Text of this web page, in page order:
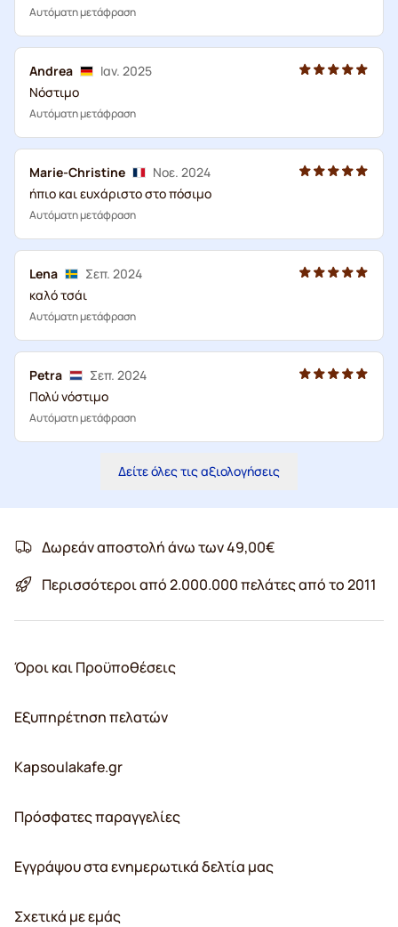
Αυτόματη μετάφραση
Andrea
Ιαν. 2025
Νόστιμο
Αυτόματη μετάφραση
Marie-Christine
Νοε. 2024
ήπιο και ευχάριστο στο πόσιμο
Αυτόματη μετάφραση
Lena
Σεπ. 2024
καλό τσάι
Αυτόματη μετάφραση
Petra
Σεπ. 2024
Πολύ νόστιμο
Αυτόματη μετάφραση
Δείτε όλες τις αξιολογήσεις
Δωρεάν αποστολή άνω των 49,00€
Περισσότεροι από 2.000.000 πελάτες από το 2011
Όροι και Προϋποθέσεις
Εξυπηρέτηση πελατών
Kapsoulakafe.gr
Πρόσφατες παραγγελίες
Εγγράψου στα ενημερωτικά δελτία μας
Σχετικά με εμάς